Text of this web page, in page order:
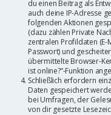
du einen Beitrag als
auch deine IP-Adresse
folgenden Aktionen
(dazu zählen Private
zentralen Profildaten
Passwort) und
übermittelte Browser-
ist online?“-Funktion
Schließlich erfordern
Daten gespeichert
bei Umfragen, der
von dir gesetzte